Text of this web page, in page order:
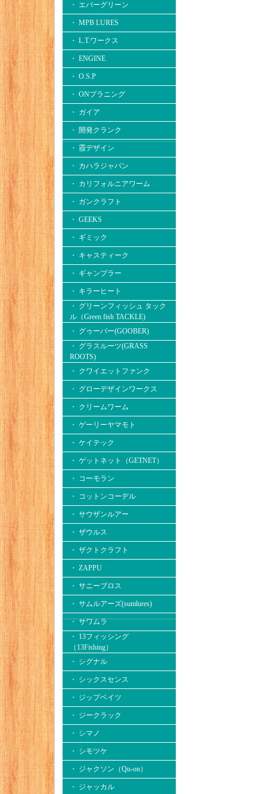
・ エバーグリーン
・ MPB LURES
・ L.T.ワークス
・ ENGINE
・ O.S.P
・ ONプラニング
・ ガイア
・ 開発クランク
・ 霞デザイン
・ カハラジャパン
・ カリフォルニアワーム
・ ガンクラフト
・ GEEKS
・ ギミック
・ キャスティーク
・ ギャンブラー
・ キラーヒート
・ グリーンフィッシュ タック
ル（Green fish TACKLE)
・ グゥーバー(GOOBER)
・ グラスルーツ(GRASS
ROOTS)
・ クワイエットファンク
・ グローデザインワークス
・ クリームワーム
・ ゲーリーヤマモト
・ ケイテック
・ ゲットネット（GETNET）
・ コーモラン
・ コットンコーデル
・ サウザンルアー
・ ザウルス
・ ザクトクラフト
・ ZAPPU
・ サニーブロス
・ サムルアーズ(sumlures)
・ サワムラ
・ 13フィッシング
（13Fishing）
・ シグナル
・ シックスセンス
・ ジップベイツ
・ ジークラック
・ シマノ
・ シモツケ
・ ジャクソン（Qu-on）
・ ジャッカル